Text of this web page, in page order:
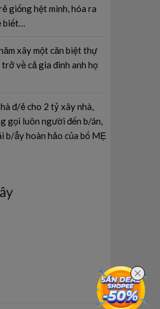
giống hệt mình, hóa ra
biết…
xây một căn biệt thự
về cả gia đình anh họ
đ/ẻ cho 2 tỷ xây nhà,
gọi luôn người đến b/án,
b/ẫy hoàn hảo của bố MẸ